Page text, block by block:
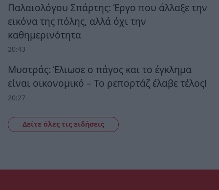
Παλαιολόγου Σπάρτης: Έργο που άλλαξε την
εικόνα της πόλης, αλλά όχι την
καθημερινότητα
20:43
Μυστράς: Έλιωσε ο πάγος και το έγκλημα
είναι οικονομικό – Το ρεπορτάζ έλαβε τέλος!
20:27
Δείτε όλες τις ειδήσεις